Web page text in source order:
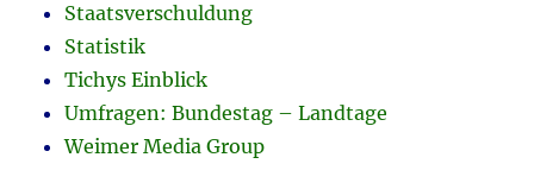
Staatsverschuldung
Statistik
Tichys Einblick
Umfragen: Bundestag – Landtage
Weimer Media Group